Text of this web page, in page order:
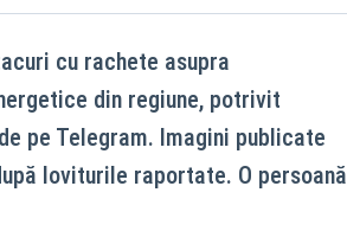
cu rachete asupra
din regiune, potrivit
pe Telegram. Imagini publicate
loviturile raportate. O persoană